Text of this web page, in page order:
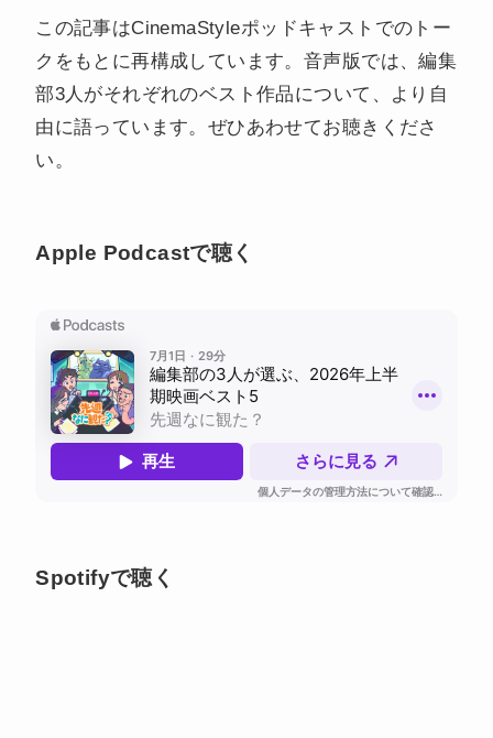
この記事はCinemaStyleポッドキャストでのトー
クをもとに再構成しています。音声版では、編集
部3人がそれぞれのベスト作品について、より自
由に語っています。ぜひあわせてお聴きくださ
い。
Apple Podcastで聴く
Spotifyで聴く